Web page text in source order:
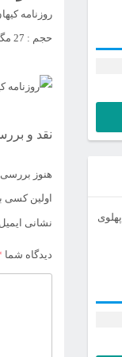
روزنامه کیهان 31 فروردین سال
حجم : 27 مگابایت | فرمت : pdf
نقد و
هنوز
اولین کسی
نشانی
دیدگاه شما